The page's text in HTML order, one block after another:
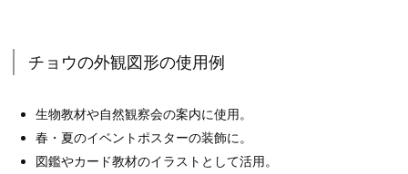
チョウの外観図形の使用例
生物教材や自然観察会の案内に使用。
春・夏のイベントポスターの装飾に。
図鑑やカード教材のイラストとして活用。